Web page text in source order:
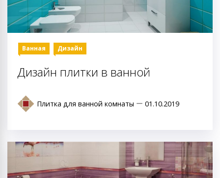
Ванная Дизайн
Дизайн плитки в ванной
Плитка для ванной комнаты 01.10.2019